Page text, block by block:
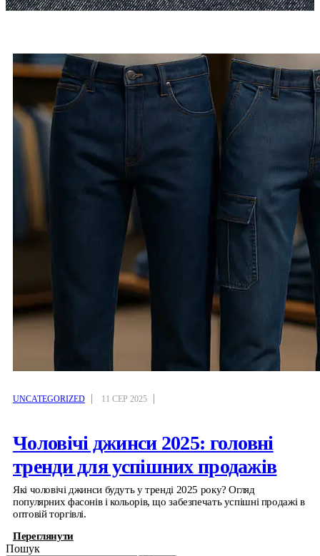
UNCATEGORIZED 11 СЕР 2025
Чоловічі джинси 2025: головні
тренди для успішних продажів
Які чоловічі джинси будуть у тренді 2025 року? Огляд
популярних фасонів і кольорів, що забезпечать успішні продажі в
оптовій торгівлі.
Переглянути
Пошук